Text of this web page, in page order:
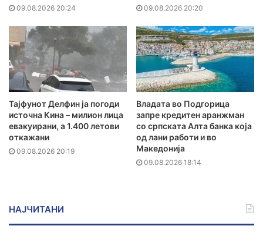
09.08.2026 20:24 09.08.2026 20:20
Тајфунот Делфин ја погоди
источна Кина – милион лица
евакуирани, а 1.400 летови
откажани
09.08.2026 20:19
Владата во Подгорица
запре кредитен аранжман
со српската Алта банка која
од лани работи и во
Македонија
09.08.2026 18:14
НАЈЧИТАНИ